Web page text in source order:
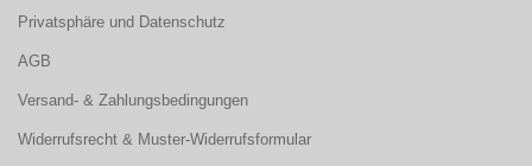
Privatsphäre und Datenschutz
AGB
Versand- & Zahlungsbedingungen
Widerrufsrecht & Muster-Widerrufsformular